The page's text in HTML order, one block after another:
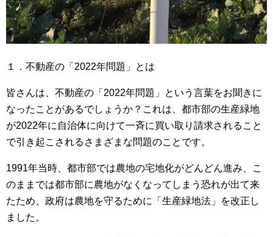
１．不動産の「2022年問題」とは
皆さんは、不動産の「2022年問題」という言葉をお聞きに
なったことがあるでしょうか？これは、都市部の生産緑地
が2022年に自治体に向けて一斉に買い取り請求されること
で引き起こされるさまざまな問題のことです。
1991年当時、都市部では農地の宅地化がどんどん進み、こ
のままでは都市部に農地がなくなってしまう恐れが出て来
たため、政府は農地を守るために「生産緑地法」を改正し
ました。